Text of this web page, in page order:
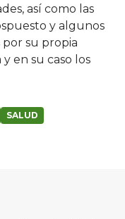
así como las
y algunos
por su propia
en su caso los
SALUD